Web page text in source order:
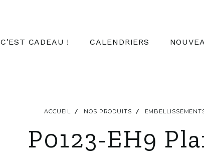
C'EST CADEAU ! CALENDRIERS
ACCUEIL NOS PRODUITS
P0123-EH9